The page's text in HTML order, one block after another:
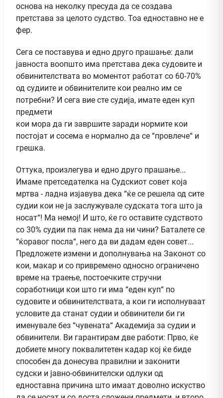
основа на неколку пресуда да се создава
претстава за целото судство. Тоа едноставно не е
фер.
Сега се поставува и едно друго прашање: дали
јавноста воопшто има претстава дека судовите и
обвинителствата во моментот работат со 60-70%
од судиите и обвинителите кои реално им се
потребни? И сега вие сте судија, имате еден куп
предмети
кои мора да ги завршите заради нормите кои
постојат и сосема е нормално да се “провлече“ и
грешка.
Оттука, произлегува и едно друго прашање...
Имаме претседателка на Судскиот совет која
мртва - ладна изјавува дека “ќе се решела од сите
судии кои не ја заслужувале судската тога што ја
носат“! Ма немој! И што, ќе го оставите судството
со 30% судии па пак нема да ни чини? Баталете се
“ќоравог посла“, него да ви дадам еден совет...
Предложете измени и дополнувања на Законот со
кои, макар и со привремено односно ограничено
време на траење, постоечките стручни
соработници кои што ги има “еден куп“ по
судовите и обвинителствата, а кои ги исполнуваат
условите да станат судии и обвинители би ги
именувале без “чувената“ Академија за судии и
обвинители. Ви гарантирам две работи: Прво, ќе
добиете многу поквалитетен кадар кој ќе биде
способен да донесува правилни и законити
судски и јавно-обвинителски одлуки од
едноставна причина што имаат доволно искуство